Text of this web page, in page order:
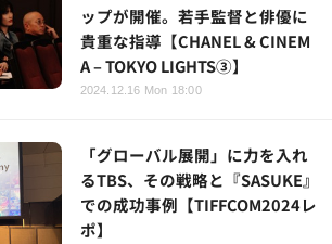
ップが開催。若手監督と俳優に
貴重な指導【CHANEL & CINEM
A – TOKYO LIGHTS③】
2024.12.16 Mon 18:00
「グローバル展開」に力を入れ
るTBS、その戦略と『SASUKE』
での成功事例【TIFFCOM2024レ
ポ】